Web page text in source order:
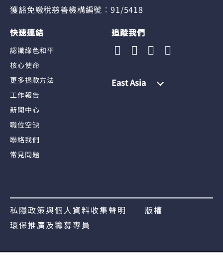
獲豁免繳稅慈善機構編號︰91/5418
快速連結
認識綠色和平
核心使命
更多捐款方法
工作報告
新聞中心
職位空缺
聯絡我們
常見問題
追蹤我們
East Asia
私隱政策與個人資料收集聲明
版權
環保推廣及籌募專員